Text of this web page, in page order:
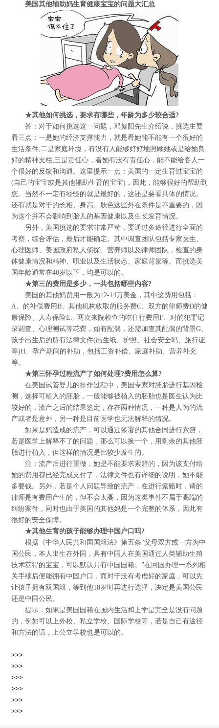
美国其他辅助妈生育健康宝宝的问题大汇总
★其他如何挑选，要求有哪些，年龄为多少较合适?
答：对于如何挑选这一问题，邓絮阳先生介绍说，挑选主要
看三点：一是她的经济支撑能力，就是看她能不能有一个很好的
生活条件;二是家庭环境，有没有人能够好好地照顾她或是给她良
好的精神支柱;三是责任心，看她有没有责任心，能不能给客人一
个很好的反馈和沟通。这里提示一点：美国的一定生育过宝宝的
(自己的宝宝或是其他辅助生育的宝宝)，因此，能够很好的帮助到
您。当然不一定有经验的就是最好的，这还是要看具体的情况。
还有就是对于的长相、身高、肤色这些外在条件是不重要的，因
为这个并不会影响到胎儿的基因健康以及生长发育情况。
另外，美国挑选的要求非常严苛，要通过多途径进行全面的
考察，综合评估，最后才能确定。其中调查团队包括专家医生、
心理医师、美国政府私人侦探、营养师以及律师团队，检查的身
体健康情况和精神、职业以及生活状态、家庭背景等。而挑选美
国年龄通常在40岁以下，均是可以的。
★第三的费用是多少，一共包括哪些内容?
美国的其他妈费用一般为12-14万美金，其中这费用包括：
A、的补偿费用B、其他机构收取的服务费C、双方的律师费D的健
康保险、人寿保险E、两次来院检查的吃住行费用F、对的犯罪记
录调查、心理测试等花费，如有配偶，还需加查其配偶的背景G、
孩子出生后的所有法律文件(出生纸、护照、社会安全码、旅行证
等)H、孕产期间的补助，包括工资补偿、家庭补助、营养补充
等。
★第三怀孕过程流产了如何处理?费用怎么算?
在美国试管婴儿的操作过程中，美国专家对胚胎进行基因检
测，选择可植入的胚胎，一般能够被植入的胚胎也是医生认为比
较好的，流产之后的结果鉴定，存在两种情况，一种是人为的流
产或者是意外，另一种是目前医学也无法解释的情况。
如果是妈造成的流产，可以通过签署的其他合同进行索赔，
若是医学上解释不了的问题，那么可以换一个，用剩余的其他胚
胎进行植入，但这样的情况是比较少发生的。
注：流产后进行重做，她是不能要求索赔的，因为该支付给
她的费用都已经完成支付了，法律文件也有详细的说明，她不能
多要钱。另外，若是个人问题导致的流产，在进行索赔时，请的
律师是有费用产生的，但不会太高，因为这类事件不属于高端的
纠纷案件，同时也由于美国的其他妈是一个完整的体系，因此有
很好的安全保障。
★其他生育的孩子能够办理中国户口吗?
根据《中华人民共和国国籍法》第五条“父母双方或一方为中
国公民，本人出生在外国，具有中国人在美国通过人类辅助生殖
技术获得的宝宝，可以默认具有中国国籍。”在回国办理一系列相
关手续后便能拥有中国户口，而对于没有考虑好的家庭，可以先
让孩子拥有双国籍，等到他18岁时再进行选择，决定是美国公民
还是中国公民。
提示：如果是美国国籍在国内生活和上学是完全是没有问题
的，例如可以上外校、私立学校、国际学校等，若是自己有途径
和方法的话，上公立学校也是可以的。
>>>
>>>
>>>
>>>
>>>
>>>